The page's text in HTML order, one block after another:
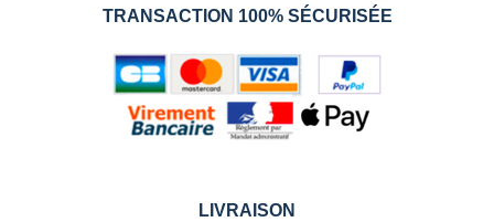
TRANSACTION 100% SÉCURISÉE
LIVRAISON